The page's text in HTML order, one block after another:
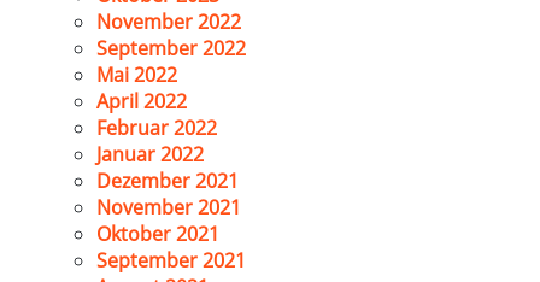
November 2022
September 2022
Mai 2022
April 2022
Februar 2022
Januar 2022
Dezember 2021
November 2021
Oktober 2021
September 2021